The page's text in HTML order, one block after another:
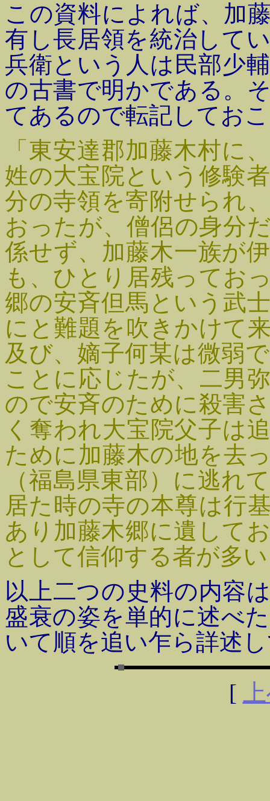
この資料によれば、加
有し長居領を統治して
兵衛という人は民部少
の古書で明かである。
てあるので転記してお
「東安達郡加藤木村に
姓の大宝院という修験
分の寺領を寄附せられ
おったが、僧侶の身分
係せず、加藤木一族が
も、ひとり居残ってお
郷の安斉但馬という武
にと難題を吹きかけて
及び、嫡子何某は微弱
ことに応じたが、二男
ので安斉のために殺害
く奪われ大宝院父子は
ために加藤木の地を去
（福島県東部）に逃れ
居た時の寺の本尊は行
あり加藤木郷に遺して
として信仰する者が多
以上二つの史料の内容
盛衰の姿を単的に述べ
いて順を追い乍ら詳述
[